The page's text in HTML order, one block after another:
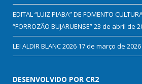
EDITAL “LUIZ PIABA” DE FOMENTO
“FORROZÃO BUJARUENSE”23 de abril de
LEI ALDIR BLANC 2026 17 de março de 2026
DESENVOLVIDO POR CR2